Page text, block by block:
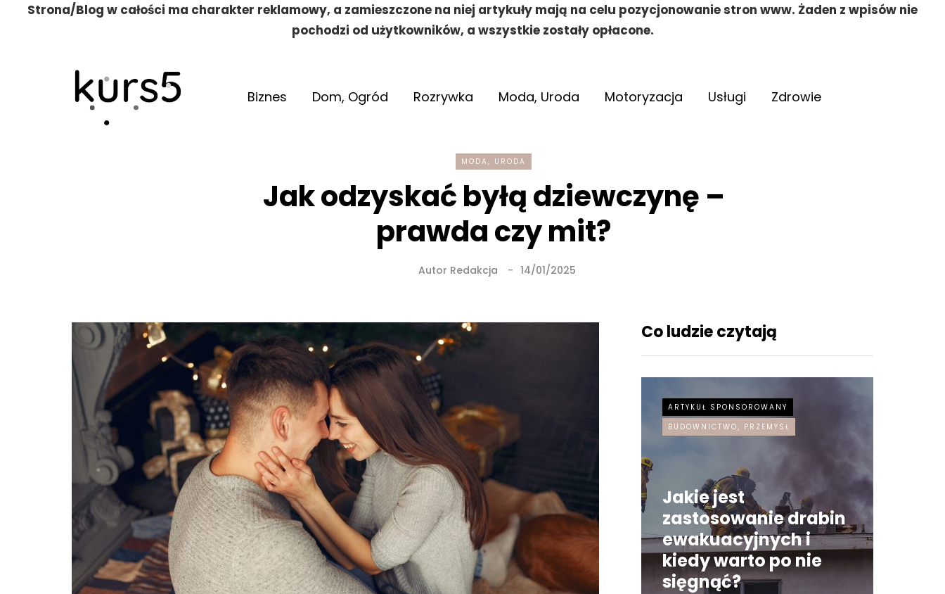
Strona/Blog w całości ma charakter reklamowy, a zamieszczone na niej artykuły mają na celu pozycjonowanie stron www. Żaden z wpisów nie
pochodzi od użytkowników, a wszystkie zostały opłacone.
Biznes Dom, Ogród Rozrywka Moda, Uroda Motoryzacja Usługi Zdrowie
MODA, URODA
Jak odzyskać byłą dziewczynę –
prawda czy mit?
Autor Redakcja 14/01/2025
Co ludzie czytają
ARTYKUŁ SPONSOROWANY
MODA, URODA
Naturalne metody na
poprawę wyglądu
biustu
ARTYKUŁ SPONSOROWANY
MOTORYZACJA
Wymiana kabiny w
samochodzie
ciężarowym
ARTYKUŁ SPONSOROWANY
BUDOWNICTWO, PRZEMYSŁ
Jakie jest
zastosowanie drabin
ewakuacyjnych i
kiedy warto po nie
sięgnąć?